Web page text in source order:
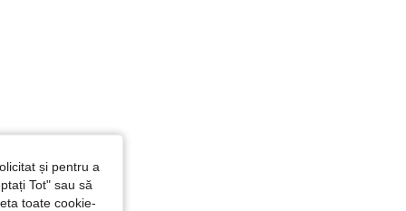
și pentru a
Tot" sau să
toate cookie-